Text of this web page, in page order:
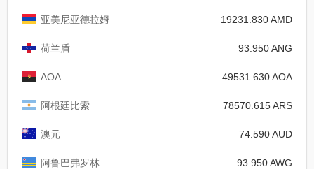
亚美尼亚德拉姆 19231.830 AMD
荷兰盾 93.950 ANG
AOA 49531.630 AOA
阿根廷比索 78570.615 ARS
澳元 74.590 AUD
阿鲁巴弗罗林 93.950 AWG